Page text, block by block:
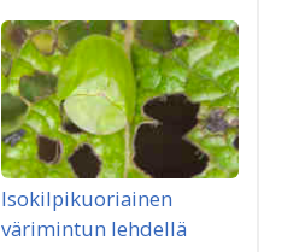
Isokilpikuoriainen
värimintun lehdellä